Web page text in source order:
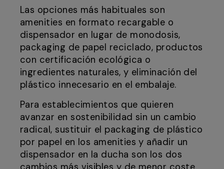
Las opciones más habituales son
amenities en formato recargable o
dispensador en lugar de monodosis,
packaging de papel reciclado, productos
con certificación ecológica o
ingredientes naturales, y eliminación del
plástico innecesario en el embalaje.
Para establecimientos que quieren
avanzar en sostenibilidad sin un cambio
radical, sustituir el packaging de plástico
por papel en los amenities y añadir un
dispensador en la ducha son los dos